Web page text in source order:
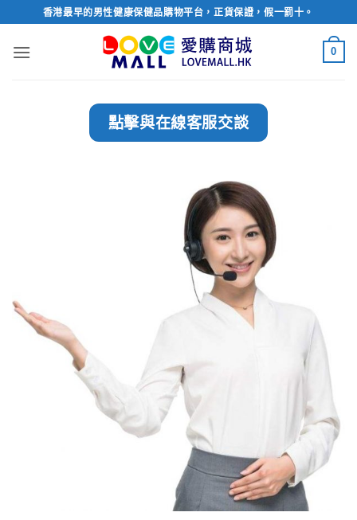
to
content
香港最早的男性健康保健品購物平台，正貨保證，假一罰十。
0
點擊與在線客服交談